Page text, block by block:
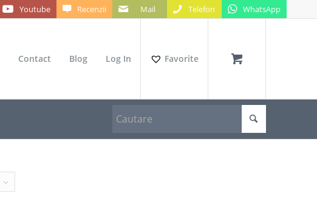
Youtube Recenzii Mail Telefon WhatsApp
Contact Blog Log In Favorite